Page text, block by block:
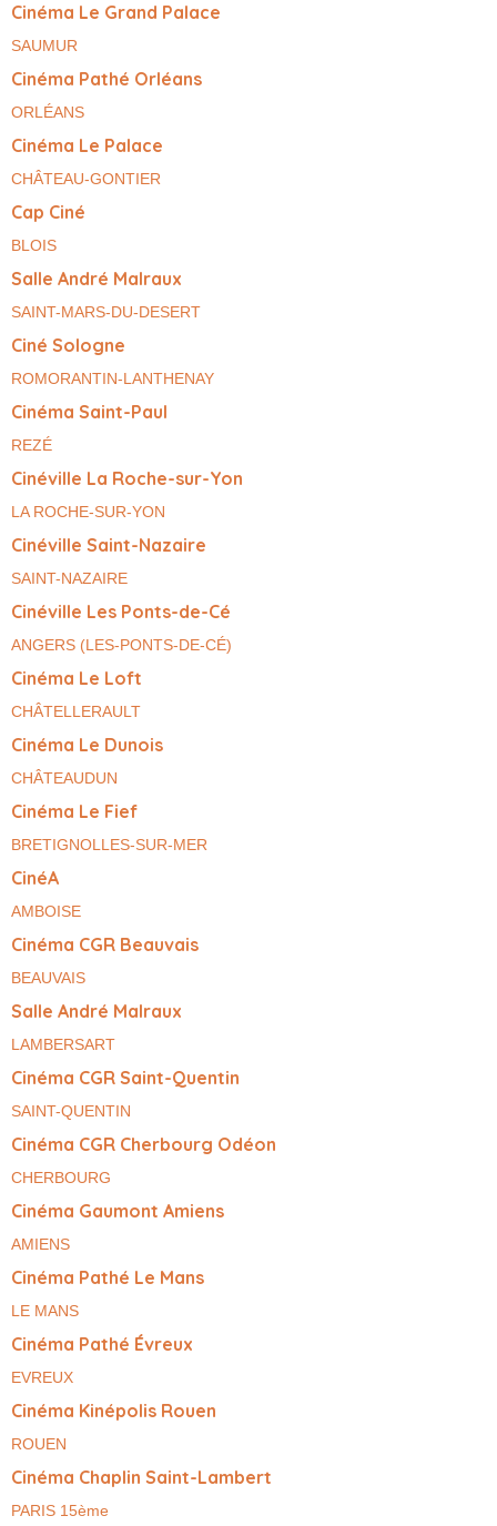
Cinéma Le Grand Palace
SAUMUR
Cinéma Pathé Orléans
ORLÉANS
Cinéma Le Palace
CHÂTEAU-GONTIER
Cap Ciné
BLOIS
Salle André Malraux
SAINT-MARS-DU-DESERT
Ciné Sologne
ROMORANTIN-LANTHENAY
Cinéma Saint-Paul
REZÉ
Cinéville La Roche-sur-Yon
LA ROCHE-SUR-YON
Cinéville Saint-Nazaire
SAINT-NAZAIRE
Cinéville Les Ponts-de-Cé
ANGERS (LES-PONTS-DE-CÉ)
Cinéma Le Loft
CHÂTELLERAULT
Cinéma Le Dunois
CHÂTEAUDUN
Cinéma Le Fief
BRETIGNOLLES-SUR-MER
CinéA
AMBOISE
Cinéma CGR Beauvais
BEAUVAIS
Salle André Malraux
LAMBERSART
Cinéma CGR Saint-Quentin
SAINT-QUENTIN
Cinéma CGR Cherbourg Odéon
CHERBOURG
Cinéma Gaumont Amiens
AMIENS
Cinéma Pathé Le Mans
LE MANS
Cinéma Pathé Évreux
EVREUX
Cinéma Kinépolis Rouen
ROUEN
Cinéma Chaplin Saint-Lambert
PARIS 15ème